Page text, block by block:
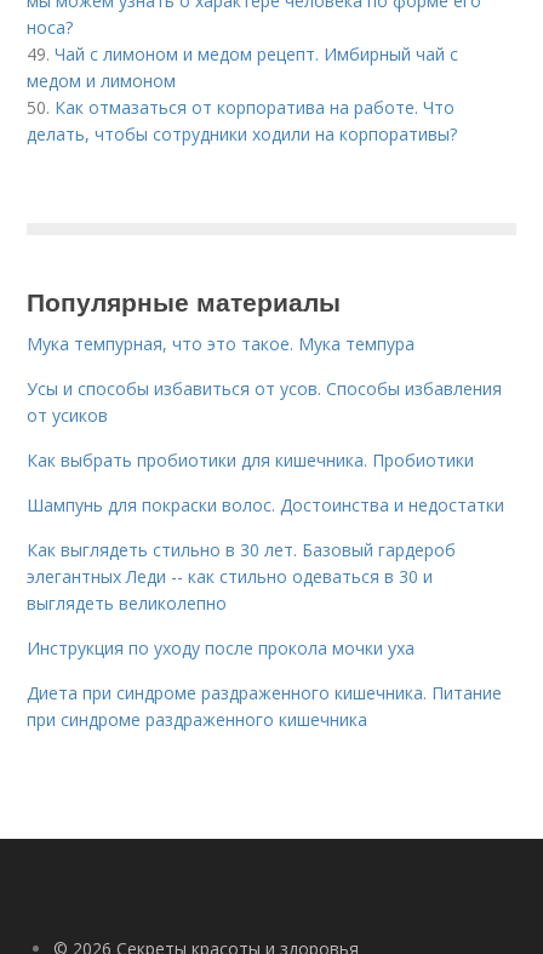
носа?
49.Чай с лимоном и медом рецепт. Имбирный чай с
медом и лимоном
50. Как отмазаться от корпоратива на работе. Что
делать, чтобы сотрудники ходили на корпоративы?
Популярные материалы
Мука темпурная, что это такое. Мука темпура
Усы и способы избавиться от усов. Способы избавления
от усиков
Как выбрать пробиотики для кишечника. Пробиотики
Шампунь для покраски волос. Достоинства и недостатки
Как выглядеть стильно в 30 лет. Базовый гардероб
элегантных Леди -- как стильно одеваться в 30 и
выглядеть великолепно
Инструкция по уходу после прокола мочки уха
Диета при синдроме раздраженного кишечника. Питание
при синдроме раздраженного кишечника
© 2026 Секреты красоты и здоровья